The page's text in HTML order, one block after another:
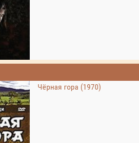
Чёрная гора (1970)